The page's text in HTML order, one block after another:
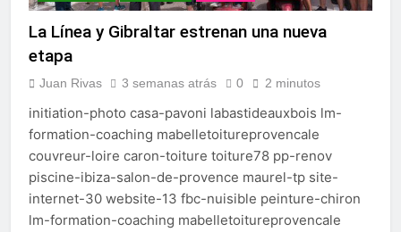
La Línea y Gibraltar estrenan una nueva
etapa
Juan Rivas 3 semanas atrás 0 2 minutos
initiation-photo casa-pavoni labastideauxbois lm-
formation-coaching mabelletoitureprovencale
couvreur-loire caron-toiture toiture78 pp-renov
piscine-ibiza-salon-de-provence maurel-tp site-
internet-30 website-13 fbc-nuisible peinture-chiron
lm-formation-coaching mabelletoitureprovencale